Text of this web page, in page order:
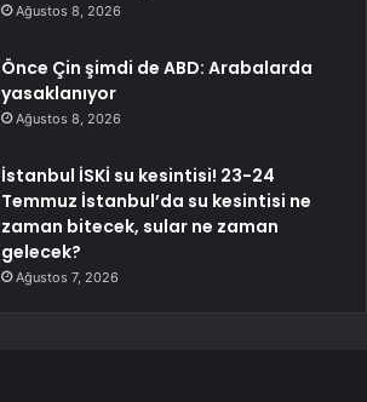
Ağustos 8, 2026
Önce Çin şimdi de ABD: Arabalarda
yasaklanıyor
Ağustos 8, 2026
İstanbul İSKİ su kesintisi! 23-24
Temmuz İstanbul’da su kesintisi ne
zaman bitecek, sular ne zaman
gelecek?
Ağustos 7, 2026